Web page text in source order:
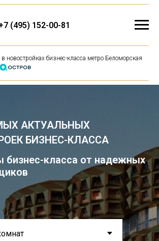
(495) 152-00-81
новостройках бизнес-класса метро Беломорская
АКТУАЛЬНЫХ
БИЗНЕС-КЛАССА
бизнес-класса от надежных